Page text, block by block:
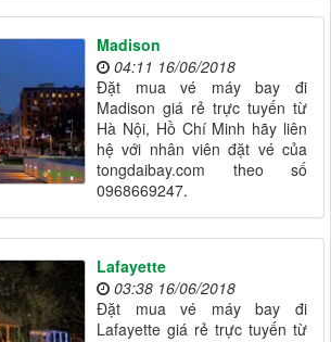
Madison
04:11 16/06/2018
Đặt mua vé máy bay đi
Madison giá rẻ trực tuyến từ
Hà Nội, Hồ Chí Minh hãy liên
hệ với nhân viên đặt vé của
tongdaibay.com theo số
0968669247.
Lafayette
03:38 16/06/2018
Đặt mua vé máy bay đi
Lafayette giá rẻ trực tuyến từ